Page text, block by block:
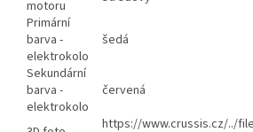
motoru
Primární
barva -
elektrokolo
šedá
Sekundární
barva -
elektrokolo
červená
https://www.crussis.cz/../